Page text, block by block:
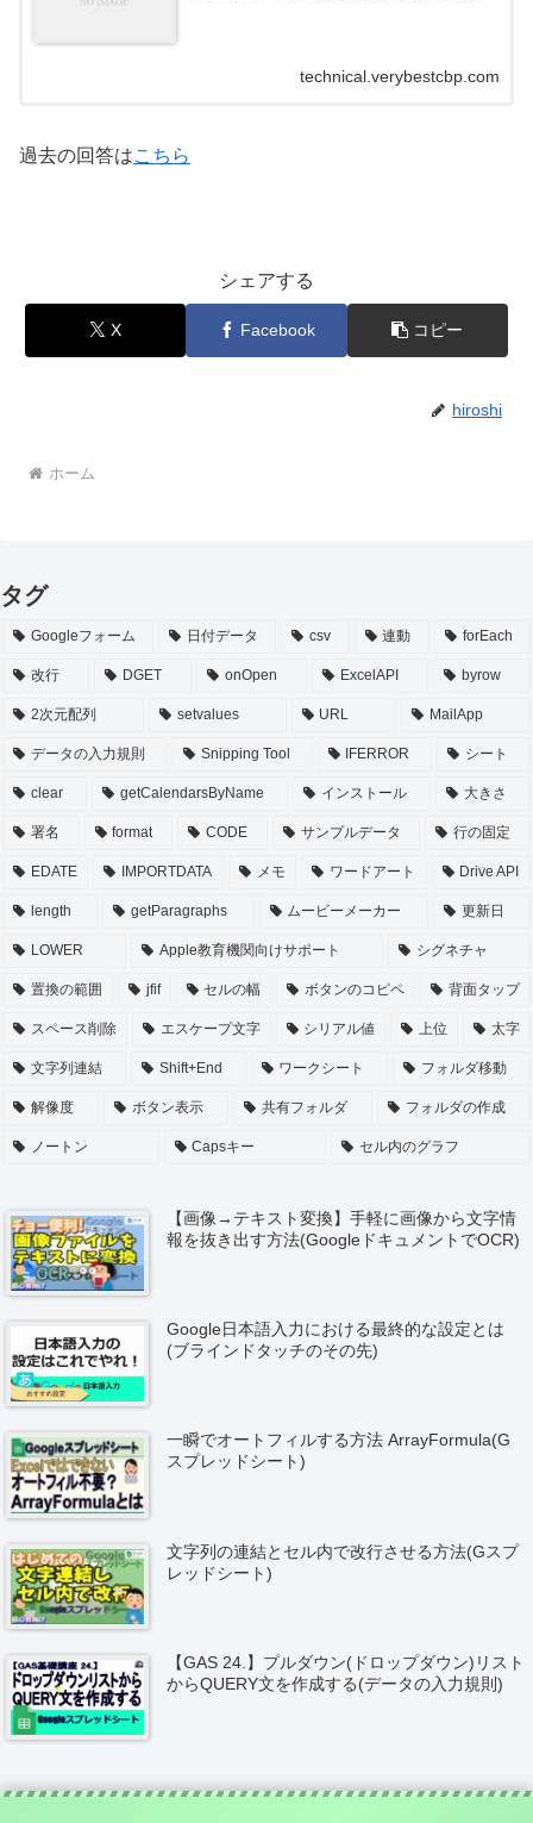
technical.verybestcbp.com
過去の回答はこちら
シェアする
X Facebook コピー
hiroshi
ホーム
タグ
Googleフォーム 日付データ csv 連動 forEach
改行 DGET onOpen ExcelAPI byrow
2次元配列 setvalues URL MailApp
データの入力規則 Snipping Tool IFERROR シート
clear getCalendarsByName インストール 大きさ
署名 format CODE サンプルデータ 行の固定
EDATE IMPORTDATA メモ ワードアート Drive API
length getParagraphs ムービーメーカー 更新日
LOWER Apple教育機関向けサポート シグネチャ
置換の範囲 jfif セルの幅 ボタンのコピペ 背面タップ
スペース削除 エスケープ文字 シリアル値 上位 太字
文字列連結 Shift+End ワークシート フォルダ移動
解像度 ボタン表示 共有フォルダ フォルダの作成
ノートン Capsキー セル内のグラフ
【画像→テキスト変換】手軽に画像から文字情
報を抜き出す方法(GoogleドキュメントでOCR)
Google日本語入力における最終的な設定とは
(ブラインドタッチのその先)
一瞬でオートフィルする方法 ArrayFormula(G
スプレッドシート)
文字列の連結とセル内で改行させる方法(Gスプ
レッドシート)
【GAS 24.】プルダウン(ドロップダウン)リスト
からQUERY文を作成する(データの入力規則)